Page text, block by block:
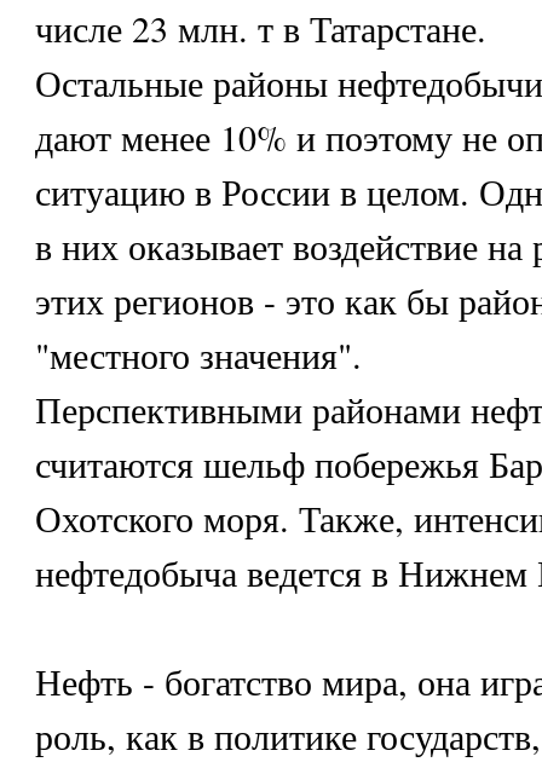
числе 23 млн. т в Татарстане.
Остальные районы
дают менее 10% и поэтому не
ситуацию в России в целом.
в них оказывает воздействие на
этих регионов - это как бы
"местного значения".
Перспективными районами
считаются шельф побережья
Охотского моря. Также,
нефтедобыча ведется в
Нефть - богатство мира, она
роль, как в политике